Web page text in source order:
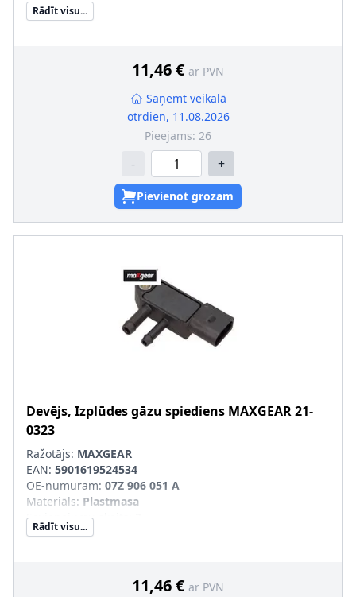
Rādīt visu...
11,46 € ar PVN
Saņemt veikalā
otrdien, 11.08.2026
Pieejams: 26
- +
Pievienot grozam
Devējs, Izplūdes gāzu spiediens MAXGEAR21-
0323
Ražotājs: MAXGEAR
EAN: 5901619524534
OE-numuram: 07Z 906 051 A
Materiāls: Plastmasa
Savienojumu skaits
Rādīt visu...
11,46 € ar PVN